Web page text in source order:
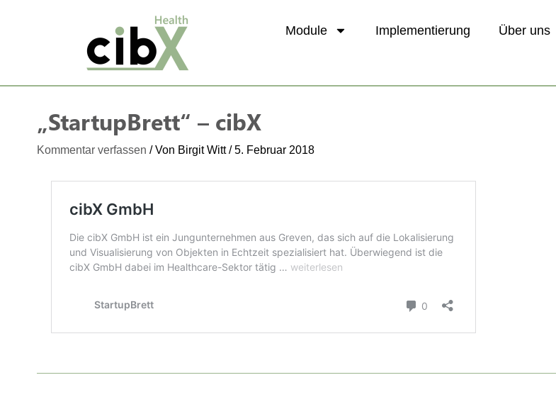
Module Implementierung Über uns
„StartupBrett“ – cibX
Kommentar verfassen / Von Birgit Witt/5. Februar 2018